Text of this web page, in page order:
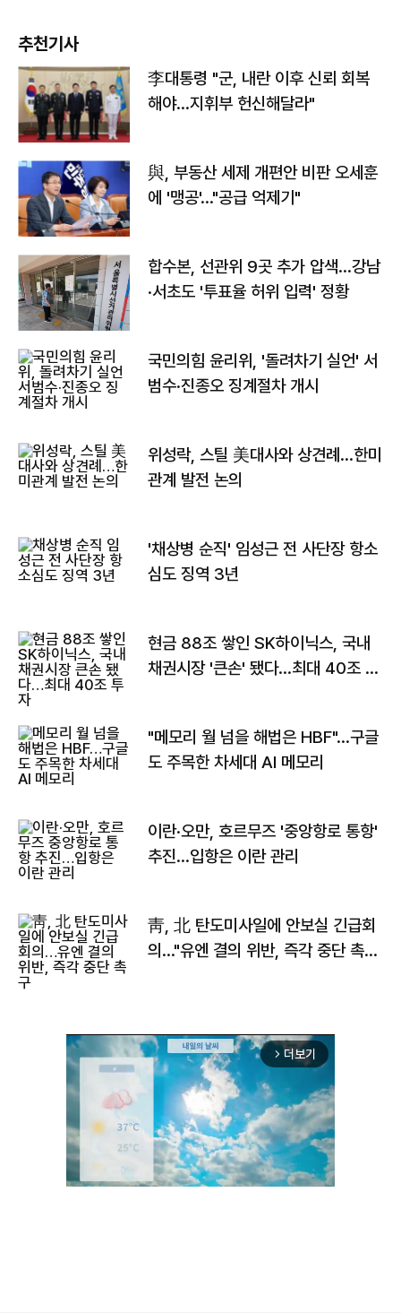
추천기사
李대통령 "군, 내란 이후 신뢰 회복
해야…지휘부 헌신해달라"
與, 부동산 세제 개편안 비판 오세훈
에 '맹공'…"공급 억제기"
합수본, 선관위 9곳 추가 압색…강남
·서초도 '투표율 허위 입력' 정황
국민의힘 윤리위, '돌려차기 실언' 서
범수·진종오 징계절차 개시
위성락, 스틸 美대사와 상견례…한미
관계 발전 논의
'채상병 순직' 임성근 전 사단장 항소
심도 징역 3년
현금 88조 쌓인 SK하이닉스, 국내
채권시장 '큰손' 됐다…최대 40조 투
"메모리 월 넘을 해법은 HBF"…구글
도 주목한 차세대 AI 메모리
이란·오만, 호르무즈 '중앙항로 통항'
추진…입항은 이란 관리
靑, 北 탄도미사일에 안보실 긴급회
의…"유엔 결의 위반, 즉각 중단 촉
arrow_forward_ios 더보기